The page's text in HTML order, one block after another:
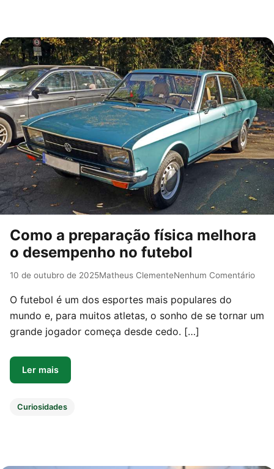
Como a preparação física melhora
o desempenho no futebol
10 de outubro de 2025Matheus ClementeNenhum Comentário
O futebol é um dos esportes mais populares do
mundo e, para muitos atletas, o sonho de se tornar um
grande jogador começa desde cedo. […]
Ler mais
Curiosidades